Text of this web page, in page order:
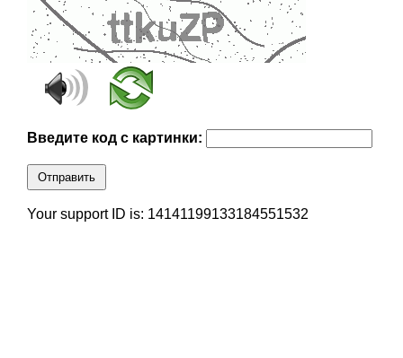
Введите код с картинки:
Отправить
Your support ID is: 14141199133184551532